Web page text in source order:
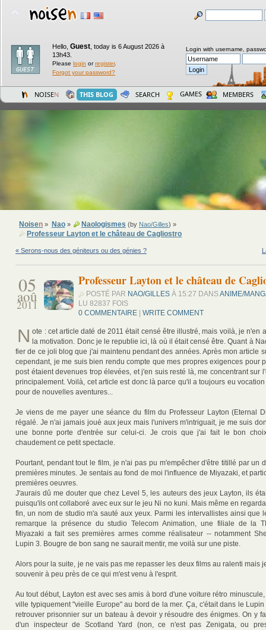
Hello, Guest today is 6 August 2026 à
13h43.
Please login orregister.
Forgot your password?
Login with username,
NOISEN THIS BLOG SEARCH GAMES MEMBERS
Noisen » Nao» Naologismes (by Nao/Gilles) »
Professeur Layton et le château de Cagliostro
« Serons-nous des géniteurs ou des génies ?
05
aoû
2011
Professeur Layton et le château de
POSTÉ PAR NAO/GILLES À 15:27 DANSANIME/
LU 82837 FOIS
0 COMMENTAIRE | WRITE COMMENT
N ote : cet article daté de 2011 était censé être illustré, mais voilà, je n'en
la motivation. Donc je le republie ici, là où il était censé être. Quant à
fier de ce joli blog que j'ai maintenu pendant des années. Après mon article
cependant, je me suis bien rendu compte que mes propres exigences pour
post étaient devenues trop élevées, et j'en suis resté là, me concentrant sur
principalement. Voilà, cet article est donc là parce qu'il a toujours eu
pour de nouvelles aventures...
Je viens de me payer une séance du film du Professeur Layton (Eternal
régalé. Je n'ai jamais joué aux jeux mais l'univers m'intriguait, je me suis
une bonne porte d'entrée sur celui-ci. Je crois que j'ai fait le bon
chaudement ce petit spectacle.
Pourtant, pendant tout le film, je n'ai pas pu m'empêcher d'être titillé par un
premières minutes. Je sentais au fond de moi l'influence de Miyazaki, et
premières oeuvres.
J'aurais dû me douter que chez Level 5, les auteurs des jeux Layton, ils
puisqu'ils ont collaboré avec eux sur le jeu Ni no kuni. Mais même en
fin, un nom de studio m'a sauté aux yeux. Parmi les intervallistes ainsi que
remarque la présence du studio Telecom Animation, une filiale de la
Miyazaki a fait ses premières armes comme réalisateur -- notamment
Lupin 3. Bougre de bon sang ne saurait mentir, me voilà sur une piste.
Alors pour la suite, je ne vais pas me repasser les deux films au ralenti mais
souvenir à peu près de ce qui m'est venu à l'esprit.
Au tout début, Layton est avec ses amis à bord d'une voiture rétro
ville typiquement "vieille Europe" au bord de la mer. Ça, c'était dans le
retrouver prisonnier sur un bateau à devoir y résoudre des énigmes. On y
d'un inspecteur de Scotland Yard (non, ce n'est pas Zenigata, ou